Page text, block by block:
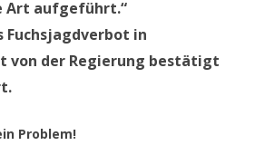
Art aufgeführt.“
Fuchsjagdverbot in
von der Regierung bestätigt
Problem!